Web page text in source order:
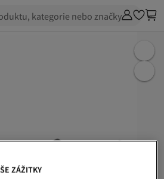
kategorie nebo značky
ZÁŽITKY